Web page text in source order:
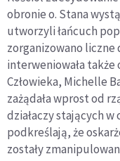
obronie o. Stana
utworzyli łańcuch
zorganizowano liczne
interweniowała także
Człowieka, Michelle
zażądała wprost od
działaczy stających
podkreślają, że
zostały